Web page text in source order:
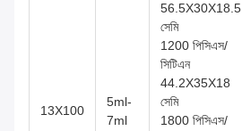
13X100
5ml-
7ml
56.5X30X18.5
সেমি
1200 পিসিএস/
সিটিএন
44.2X35X18
সেমি
1800 পিসিএস/